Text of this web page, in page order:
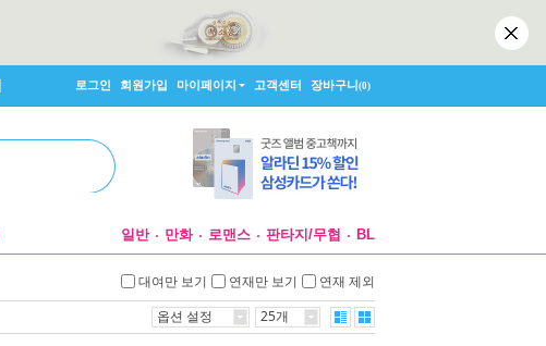
로그인 회원가입 마이페이지 고객센터 장바구니(0)
일반 만화 로맨스 판타지/무협 BL
대여만 보기 연재만 보기 연재 제외
옵션 설정 25개